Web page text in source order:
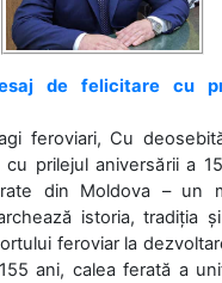
de felicitare cu
feroviari, Cu
prilejul aniversării a
din Moldova – un
istoria, tradiția
feroviar la
ani, calea ferată a